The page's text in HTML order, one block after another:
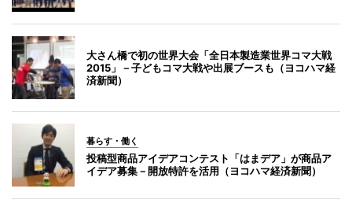
大さん橋で初の世界大会「全日本製造業世界コマ大戦
2015」－子どもコマ大戦や出展ブースも（ヨコハマ経
済新聞）
暮らす・働く
投稿型商品アイデアコンテスト「はまデア」が商品ア
イデア募集－開放特許を活用（ヨコハマ経済新聞）